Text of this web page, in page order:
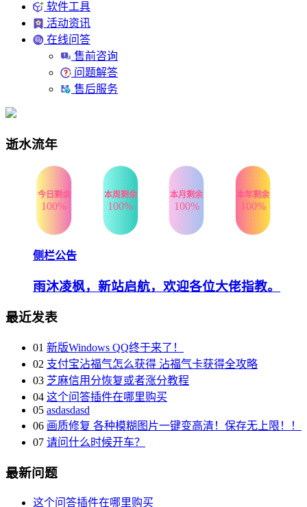
软件工具
活动资讯
在线问答
售前咨询
问题解答
售后服务
逝水流年
今日剩余
100%
本周剩余
100%
本月剩余
100%
本年剩余
100%
侧栏公告
雨沐凌枫，新站启航，欢迎各位大佬指教。
最近发表
01 新版Windows QQ终于来了！
02 支付宝沾福气怎么获得 沾福气卡获得全攻略
03 芝麻信用分恢复或者涨分教程
04 这个问答插件在哪里购买
05 asdasdasd
06 画质修复 各种模糊图片一键变高清！保存无上限！！
07 请问什么时候开车？
最新问题
这个问答插件在哪里购买